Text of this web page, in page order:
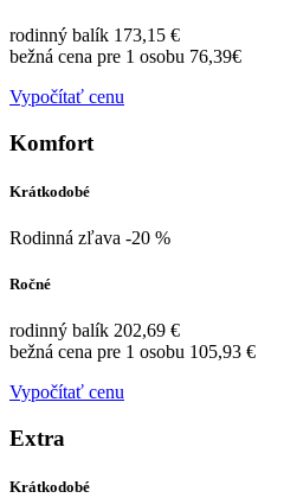
rodinný balík 173,15 €
bežná cena pre 1 osobu 76,39€
Vypočítať cenu
Komfort
Krátkodobé
Rodinná zľava -20 %
Ročné
rodinný balík 202,69 €
bežná cena pre 1 osobu 105,93 €
Vypočítať cenu
Extra
Krátkodobé